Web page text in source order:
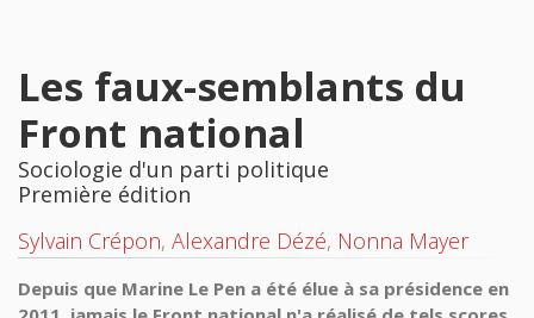
Les faux-semblants du
Front national
Sociologie d'un parti politique
Première édition
Sylvain Crépon, Alexandre Dézé, Nonna Mayer
Depuis que Marine Le Pen a été élue à sa présidence en